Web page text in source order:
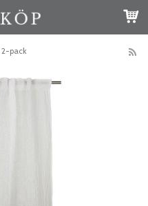
pack